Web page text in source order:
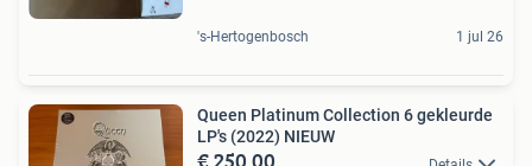
's-Hertogenbosch 1 jul 26
Queen Platinum Collection 6 gekleurde
LP's (2022) NIEUW